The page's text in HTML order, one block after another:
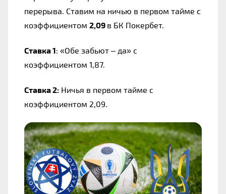
перерыва. Ставим на ничью в первом тайме с
коэффициентом 2,09 в БК Покербет.
Ставка 1: «Обе забьют – да» с
коэффициентом 1,87.
Ставка 2: Ничья в первом тайме с
коэффициентом 2,09.